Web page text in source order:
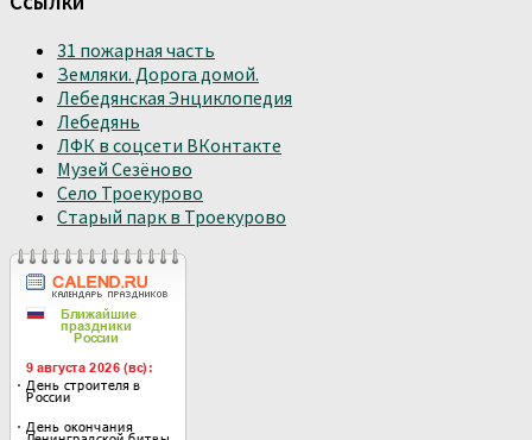
31 пожарная часть
Земляки. Дорога домой.
Лебедянская Энциклопедия
Лебедянь
ЛФК в соцсети ВКонтакте
Музей Сезёново
Село Троекурово
Старый парк в Троекурово